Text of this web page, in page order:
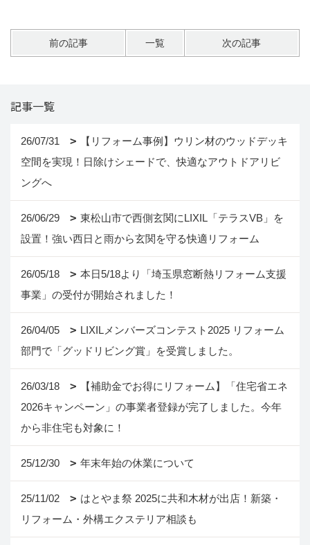
前の記事 一覧 次の記事
記事一覧
26/07/31
【リフォーム事例】ウリン材のウッドデッキ
空間を実現！日除けシェードで、快適なアウトドアリビ
ングへ
26/06/29
東松山市で西側玄関にLIXIL「テラスVB」を
設置！強い西日と雨から玄関を守る快適リフォーム
26/05/18
本日5/18より「埼玉県窓断熱リフォーム支援
事業」の受付が開始されました！
26/04/05
LIXILメンバーズコンテスト2025 リフォーム
部門で「グッドリビング賞」を受賞しました。
26/03/18
【補助金でお得にリフォーム】「住宅省エネ
2026キャンペーン」の事業者登録が完了しました。今年
から非住宅も対象に！
25/12/30 年末年始の休業について
25/11/02
はとやま祭 2025に共和木材が出店！新築・
リフォーム・外構エクステリア相談も